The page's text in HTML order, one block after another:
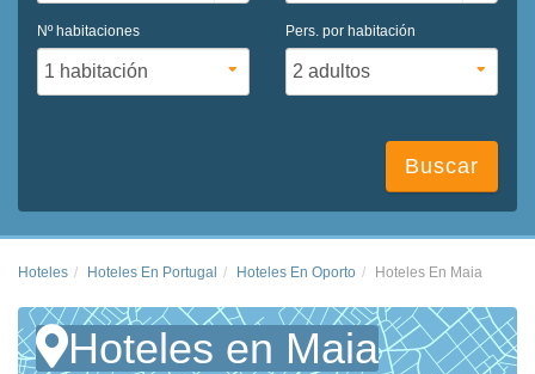
Nº habitaciones Pers. por habitación
Buscar
Hoteles Hoteles En Portugal Hoteles En Oporto Hoteles En Maia
Hoteles en Maia